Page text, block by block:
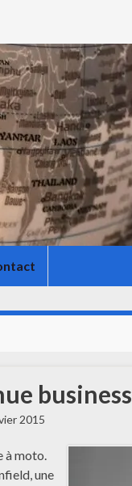
business
2015
à moto.
une